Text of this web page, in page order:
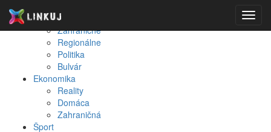
Domáce
Zahraničné
Regionálne
Politika
Bulvár
Ekonomika
Reality
Domáca
Zahraničná
Šport